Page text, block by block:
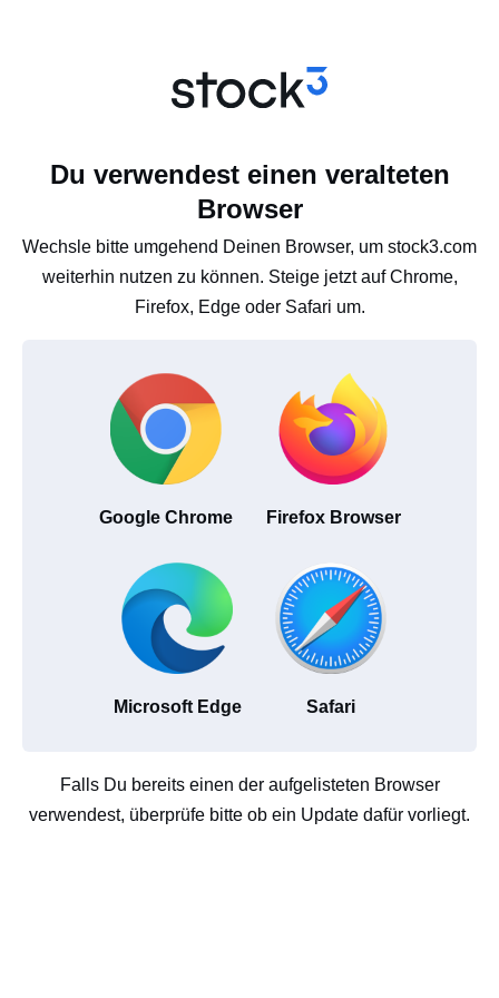
Du verwendest einen veralteten
Browser
Wechsle bitte umgehend Deinen Browser, um stock3.com
weiterhin nutzen zu können. Steige jetzt auf Chrome,
Firefox, Edge oder Safari um.
Google Chrome Firefox Browser
Microsoft Edge Safari
Falls Du bereits einen der aufgelisteten Browser
verwendest, überprüfe bitte ob ein Update dafür vorliegt.